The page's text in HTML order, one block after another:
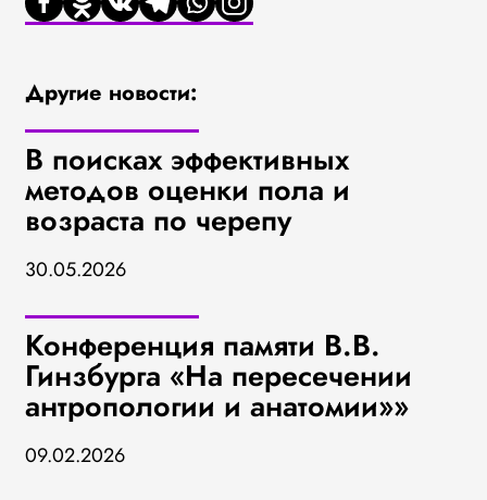
Другие новости:
В поисках эффективных
методов оценки пола и
возраста по черепу
30.05.2026
Конференция памяти В.В.
Гинзбурга «На пересечении
антропологии и анатомии»»
09.02.2026